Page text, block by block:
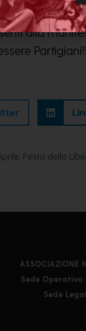
alla
Festa della
ASSOCIAZIONE
Sede
Sede